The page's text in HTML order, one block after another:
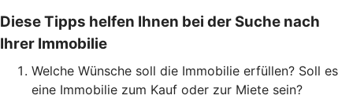
Diese Tipps helfen Ihnen bei der Suche nach
Ihrer Immobilie
Welche Wünsche soll die Immobilie erfüllen? Soll es
eine Immobilie zum Kauf oder zur Miete sein?